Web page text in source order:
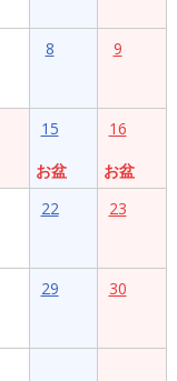
8 9
15
お盆
16
お盆
22 23
29 30